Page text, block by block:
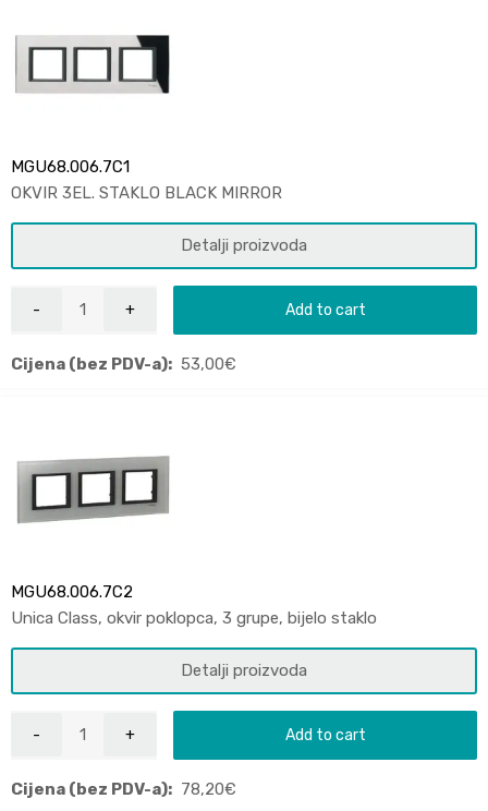
MGU68.006.7C1
OKVIR 3EL. STAKLO BLACK MIRROR
Detalji proizvoda
Add to cart
Cijena (bez PDV-a): 53,00€
MGU68.006.7C2
Unica Class, okvir poklopca, 3 grupe, bijelo staklo
Detalji proizvoda
Add to cart
Cijena (bez PDV-a): 78,20€